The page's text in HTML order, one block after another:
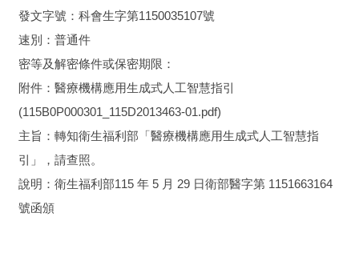
發文字號：科會生字第1150035107號
速別：普通件
密等及解密條件或保密期限：
附件：醫療機構應用生成式人工智慧指引
(115B0P000301_115D2013463-01.pdf)
主旨：轉知衛生福利部「醫療機構應用生成式人工智慧指
引」，請查照。
說明：衛生福利部115 年 5 月 29 日衛部醫字第 1151663164
號函頒